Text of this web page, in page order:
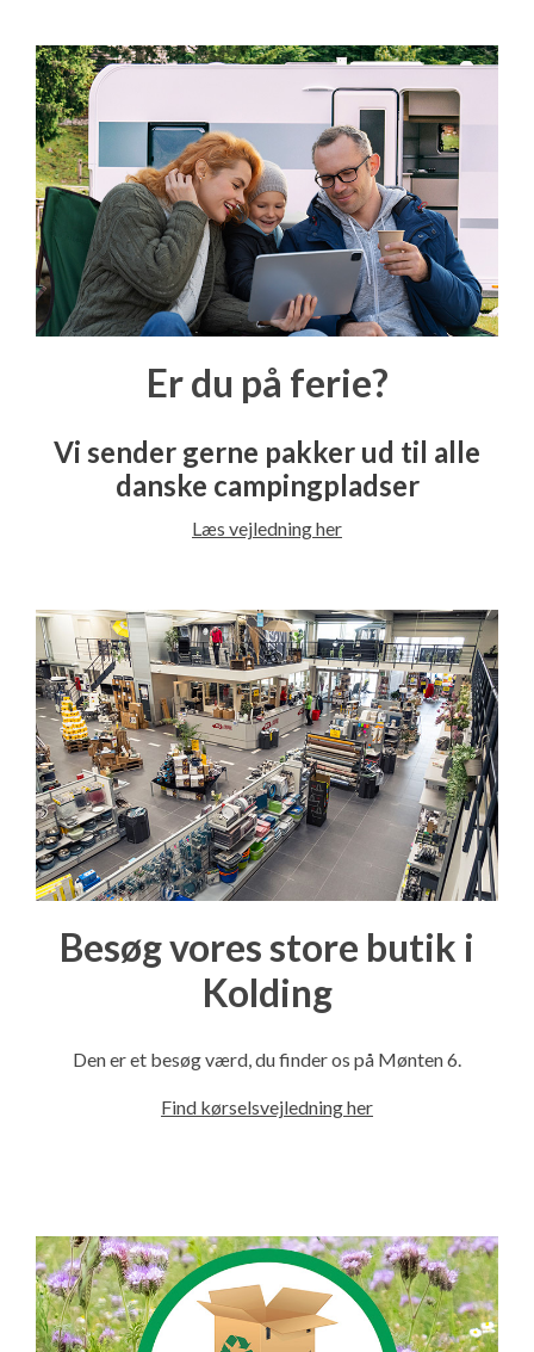
Er du på ferie?
Vi sender gerne pakker ud til alle
danske campingpladser
Læs vejledning her
Besøg vores store butik i
Kolding
Den er et besøg værd, du finder os på Mønten 6.
Find kørselsvejledning her